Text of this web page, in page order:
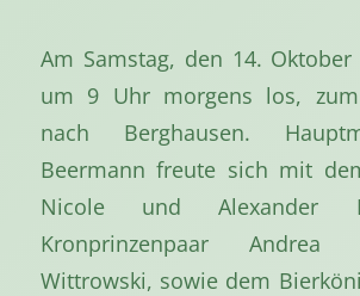
Am Samstag, den 14.
um 9 Uhr morgens los, zum
nach Berghausen.
Beermann freute sich mit
Nicole und Alexander
Kronprinzenpaar
Wittrowski, sowie dem